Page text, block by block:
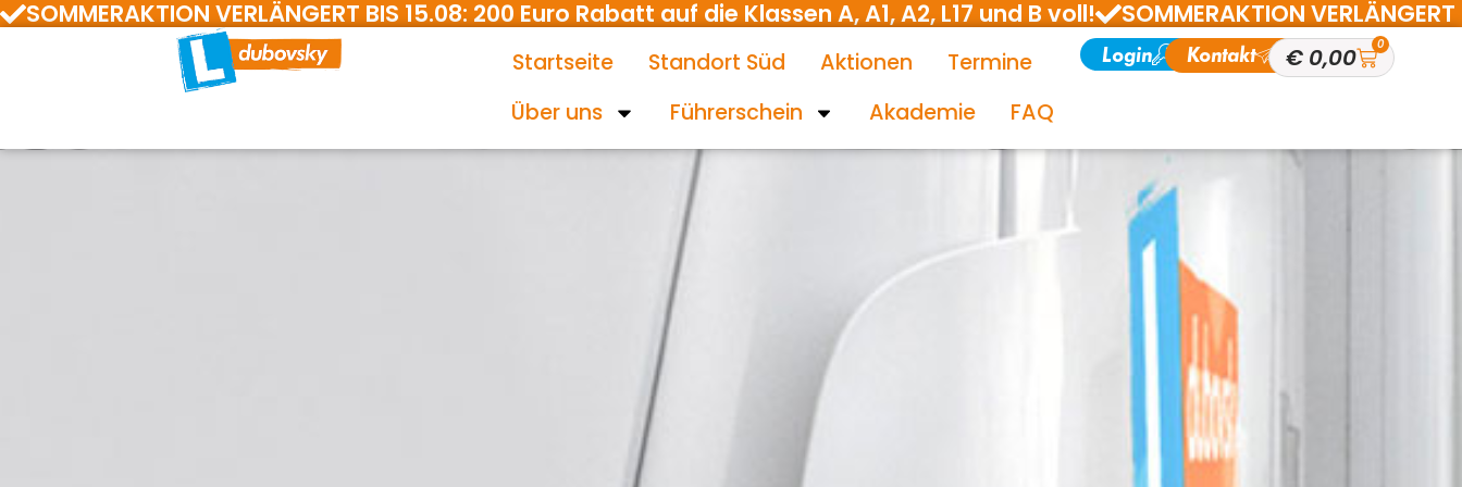
SOMMERAKTION VERLÄNGERT BIS 15.08: 200 Euro Rabatt auf die Klassen A, A1, A2, L17 und B voll! SOMMERAKTION
Startseite Standort Süd Aktionen
Termine
Über uns
Führerschein Akademie FAQ
Login Kontakt € 0,00 0